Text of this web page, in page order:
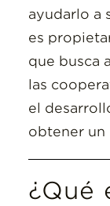
ayudarlo a
es
que busca
las
el
obtener un
¿Qué